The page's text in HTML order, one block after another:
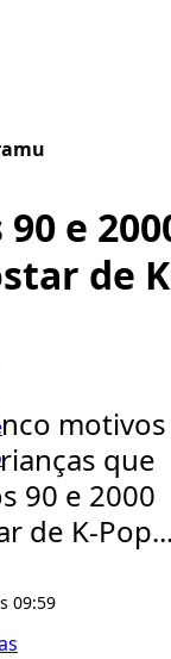
e
de
motivos
que
90 e 2000
de K-
09:59